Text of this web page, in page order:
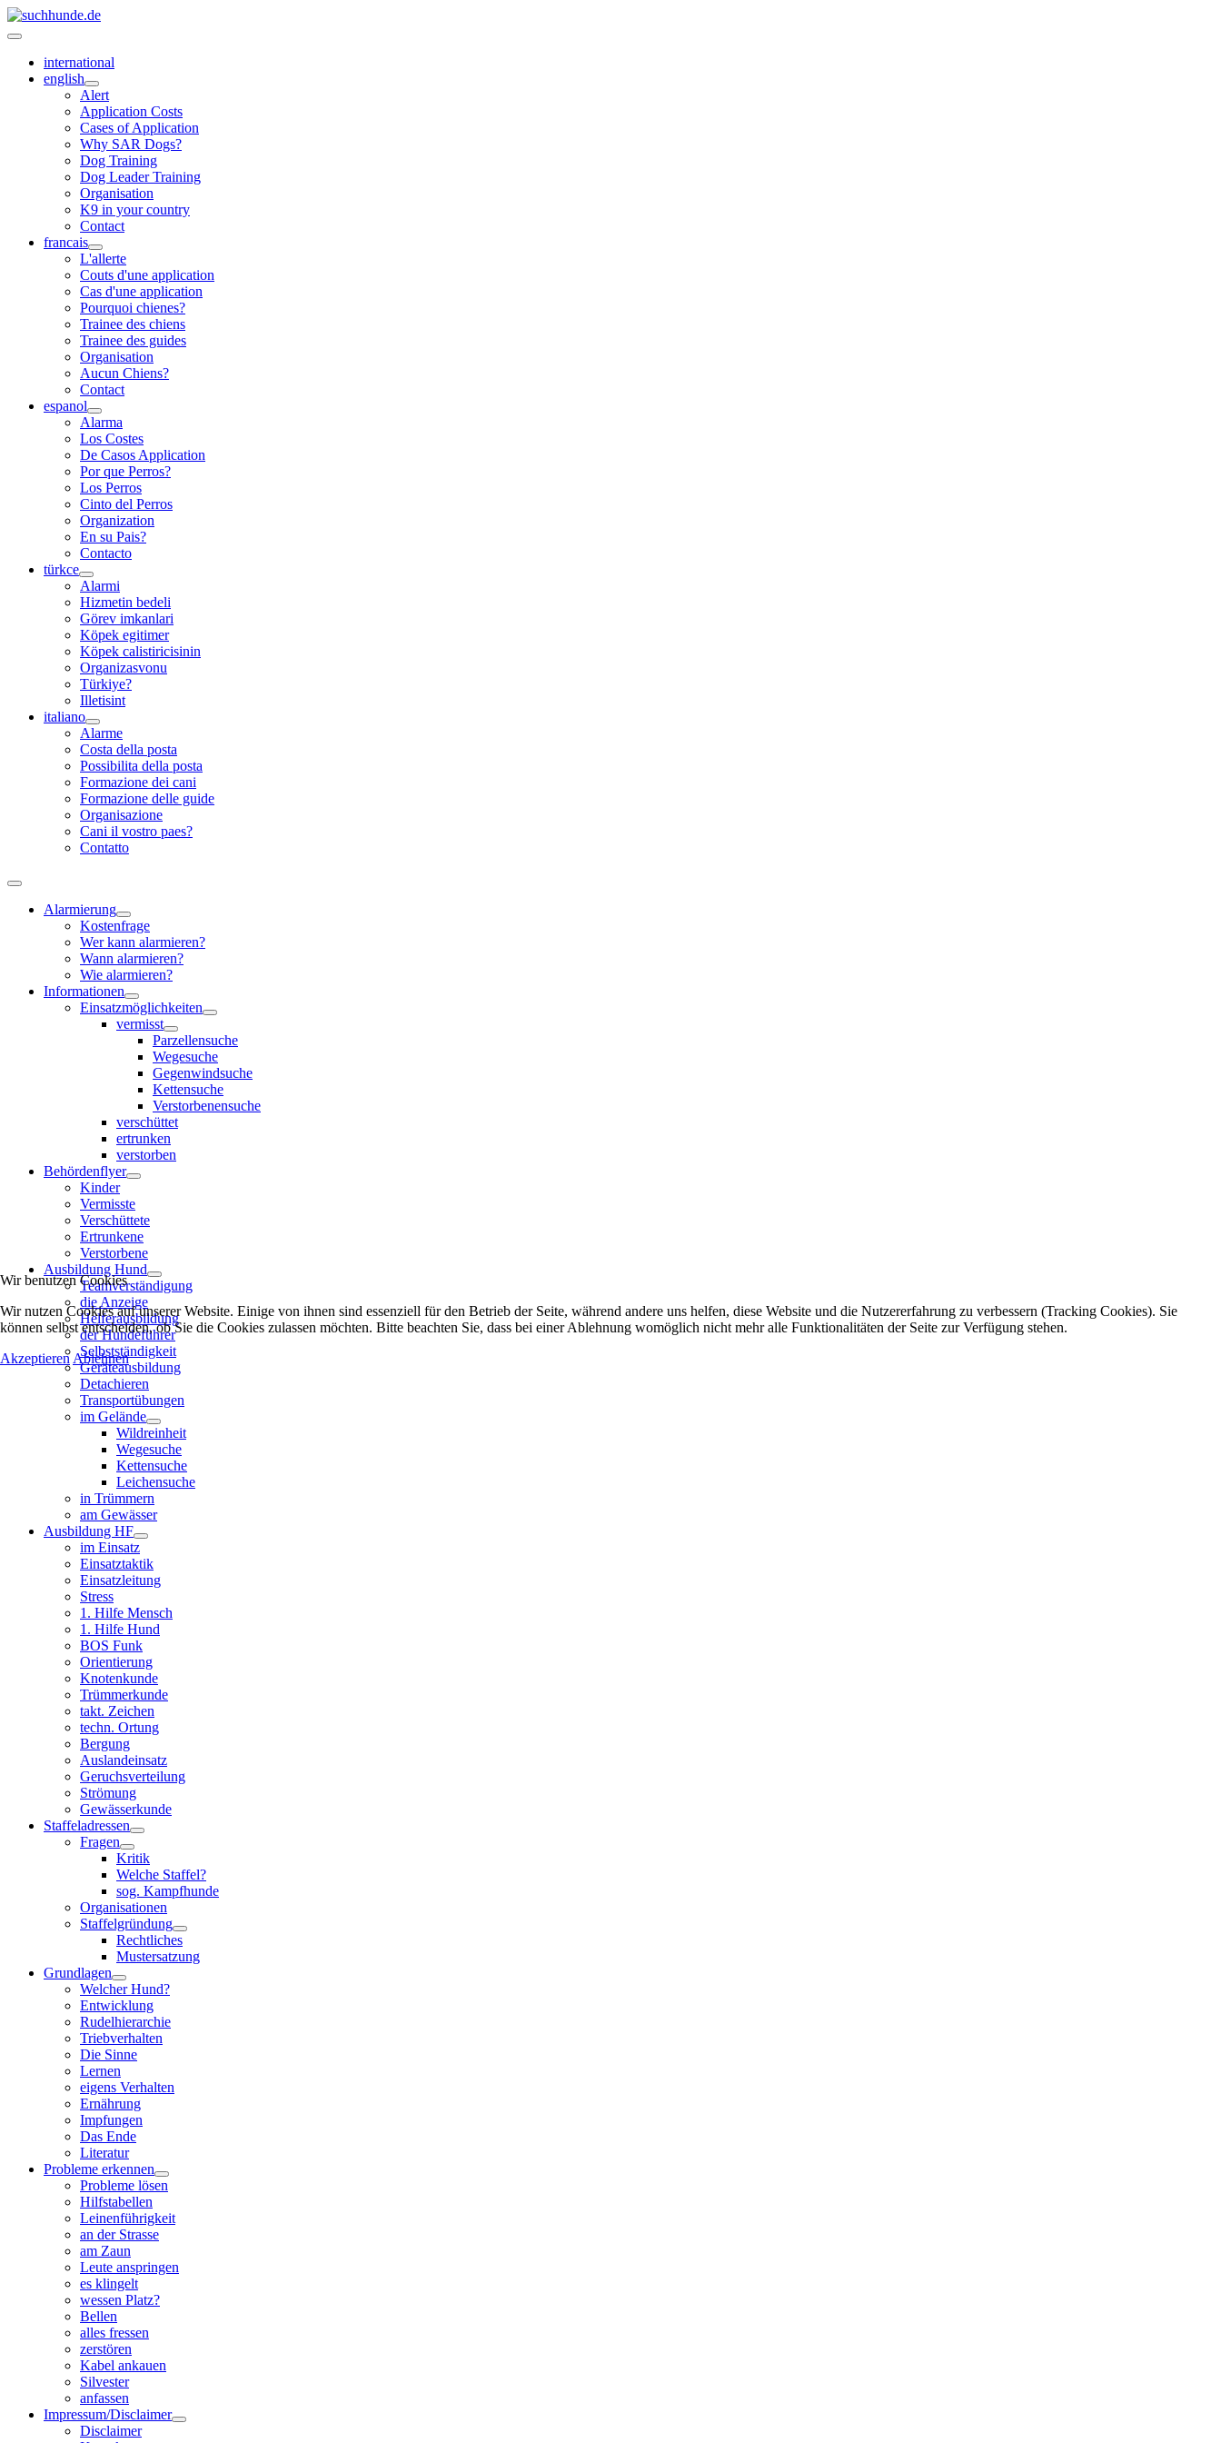
international
english
Alert
Application Costs
Cases of Application
Why SAR Dogs?
Dog Training
Dog Leader Training
Organisation
K9 in your country
Contact
francais
L'allerte
Couts d'une application
Cas d'une application
Pourquoi chienes?
Trainee des chiens
Trainee des guides
Organisation
Aucun Chiens?
Contact
espanol
Alarma
Los Costes
De Casos Application
Por que Perros?
Los Perros
Cinto del Perros
Organization
En su Pais?
Contacto
türkce
Alarmi
Hizmetin bedeli
Görev imkanlari
Köpek egitimer
Köpek calistiricisinin
Organizasvonu
Türkiye?
Illetisint
italiano
Alarme
Costa della posta
Possibilita della posta
Formazione dei cani
Formazione delle guide
Organisazione
Cani il vostro paes?
Contatto
Alarmierung
Kostenfrage
Wer kann alarmieren?
Wann alarmieren?
Wie alarmieren?
Informationen
Einsatzmöglichkeiten
vermisst
Parzellensuche
Wegesuche
Gegenwindsuche
Kettensuche
Verstorbenensuche
verschüttet
ertrunken
verstorben
Behördenflyer
Kinder
Vermisste
Verschüttete
Ertrunkene
Verstorbene
Ausbildung Hund
Teamverständigung
die Anzeige
Helferausbildung
der Hundeführer
Selbstständigkeit
Geräteausbildung
Detachieren
Transportübungen
im Gelände
Wildreinheit
Wegesuche
Kettensuche
Leichensuche
in Trümmern
am Gewässer
Ausbildung HF
im Einsatz
Einsatztaktik
Einsatzleitung
Stress
1. Hilfe Mensch
1. Hilfe Hund
BOS Funk
Orientierung
Knotenkunde
Trümmerkunde
takt. Zeichen
techn. Ortung
Bergung
Auslandeinsatz
Geruchsverteilung
Strömung
Gewässerkunde
Staffeladressen
Fragen
Kritik
Welche Staffel?
sog. Kampfhunde
Organisationen
Staffelgründung
Rechtliches
Mustersatzung
Grundlagen
Welcher Hund?
Entwicklung
Rudelhierarchie
Triebverhalten
Die Sinne
Lernen
eigens Verhalten
Ernährung
Impfungen
Das Ende
Literatur
Probleme erkennen
Probleme lösen
Hilfstabellen
Leinenführigkeit
an der Strasse
am Zaun
Leute anspringen
es klingelt
wessen Platz?
Bellen
alles fressen
zerstören
Kabel ankauen
Silvester
anfassen
Impressum/Disclaimer
Disclaimer
Wir benutzen Cookies
Wir nutzen Cookies auf unserer Website. Einige von ihnen sind essenziell für den Betrieb der Seite, während andere uns helfen, diese Website und die Nutzererfahrung zu verbessern (Tracking Cookies). Sie
können selbst entscheiden, ob Sie die Cookies zulassen möchten. Bitte beachten Sie, dass bei einer Ablehnung womöglich nicht mehr alle Funktionalitäten der Seite zur Verfügung stehen.
Akzeptieren Ablehnen